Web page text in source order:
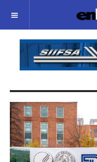
OFF CANVAS